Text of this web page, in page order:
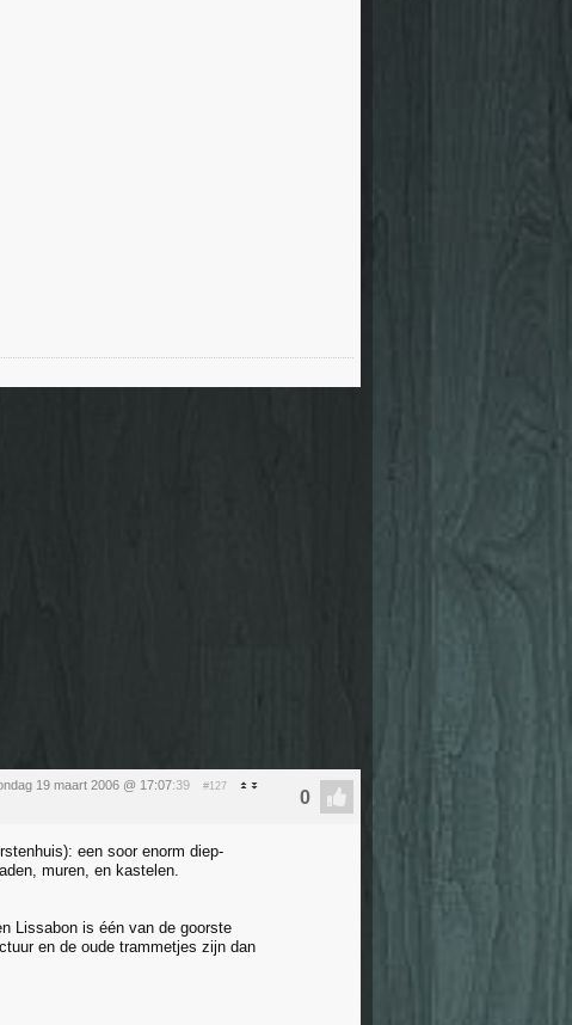
19 maart 2006 @ 17:07:39 #127
een soor enorm diep-
muren, en kastelen.
Lissabon is één van de goorste
en de oude trammetjes zijn dan